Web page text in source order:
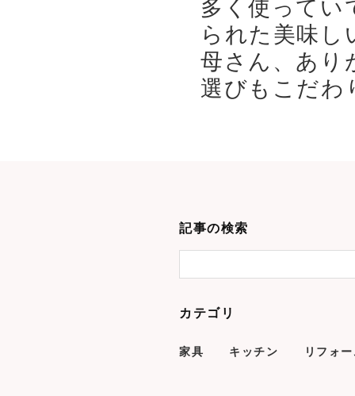
られた美味
母さん、あり
選びもこだ
記事の検索
カテゴリ
家具 キッチン リフォ